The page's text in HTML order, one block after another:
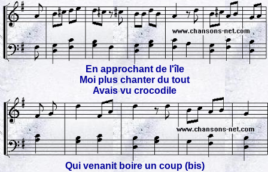
En approchant de l'île
Moi plus chanter du tout
Avais vu crocodile
Qui venanit boire un coup (bis)